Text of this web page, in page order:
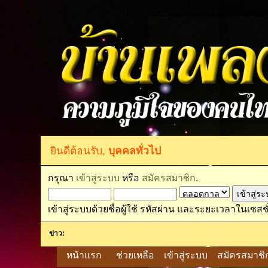
ยินดีต้อนรับ,บุคคลทั่วไป
กรุณา เข้าสู่ระบบ หรือ สมัครสมาชิก.
เข้าสู่ระบบด้วยชื่อผู้ใช้ รหัสผ่าน และระยะเวลาในเซส
ข่าว:
หน้าแรก ช่วยเหลือ เข้าสู่ระบบ สมัครสมาชิ